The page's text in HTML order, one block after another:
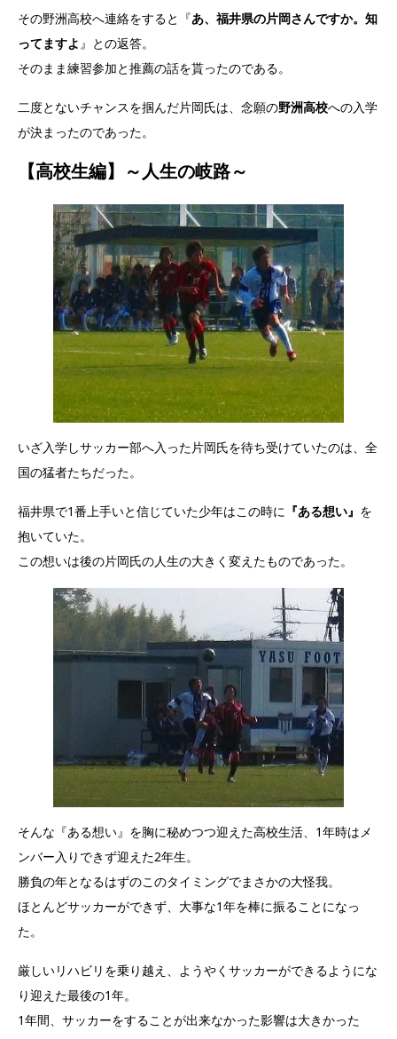
その野洲高校へ連絡をすると『あ、福井県の片岡さんですか。知
ってますよ 』との返答。
そのまま練習参加と推薦の話を貰ったのである。
二度とないチャンスを掴んだ片岡氏は、念願の野洲高校への入学
が決まったのであった。
【高校生編】～人生の岐路～
いざ入学しサッカー部へ入った片岡氏を待ち受けていたのは、全
国の猛者たちだった。
福井県で1番上手いと信じていた少年はこの時に 『ある想い』 を
抱いていた。
この想いは後の片岡氏の人生の大きく変えたものであった。
そんな『ある想い』を胸に秘めつつ迎えた高校生活、1年時はメ
ンバー入りできず迎えた2年生。
勝負の年となるはずのこのタイミングでまさかの大怪我。
ほとんどサッカーができず、大事な1年を棒に振ることになっ
た。
厳しいリハビリを乗り越え、ようやくサッカーができるようにな
り迎えた最後の1年。
1年間、サッカーをすることが出来なかった影響は大きかった